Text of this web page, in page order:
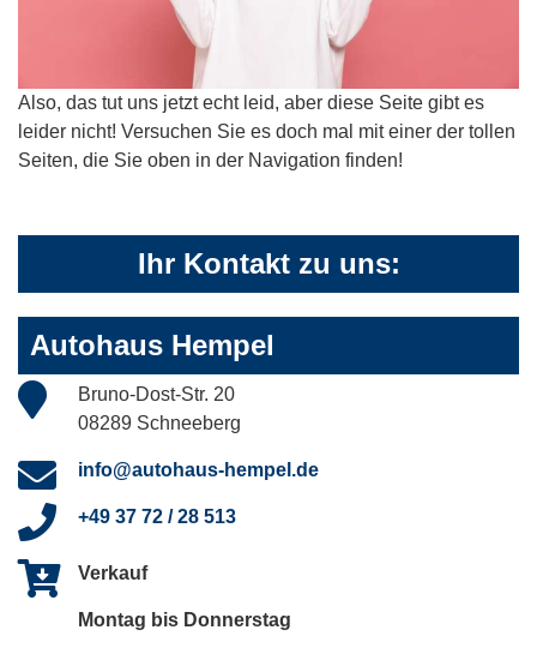
Also, das tut uns jetzt echt leid, aber diese Seite gibt es
leider nicht! Versuchen Sie es doch mal mit einer der tollen
Seiten, die Sie oben in der Navigation finden!
Ihr Kontakt zu uns:
Autohaus Hempel
Bruno-Dost-Str. 20
08289 Schneeberg
info@autohaus-hempel.de
+49 37 72 / 28 513
Verkauf
Montag bis Donnerstag